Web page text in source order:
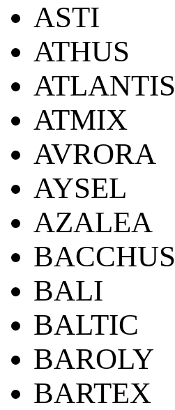
ASTI
ATHUS
ATLANTIS
ATMIX
AVRORA
AYSEL
AZALEA
BACCHUS
BALI
BALTIC
BAROLY
BARTEX